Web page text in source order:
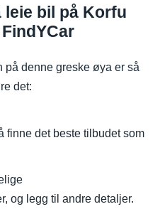
leie bil på Korfu
på denne greske øya er så
det:
finne det beste tilbudet som
og legg til andre detaljer.